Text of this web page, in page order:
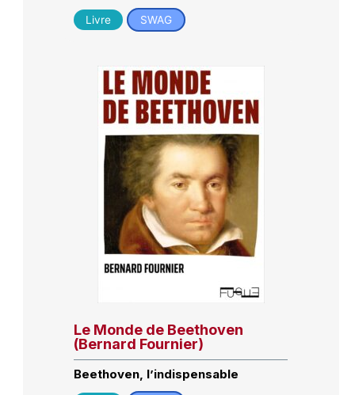
Livre SWAG
Le Monde de Beethoven
(Bernard Fournier)
Beethoven, l’indispensable